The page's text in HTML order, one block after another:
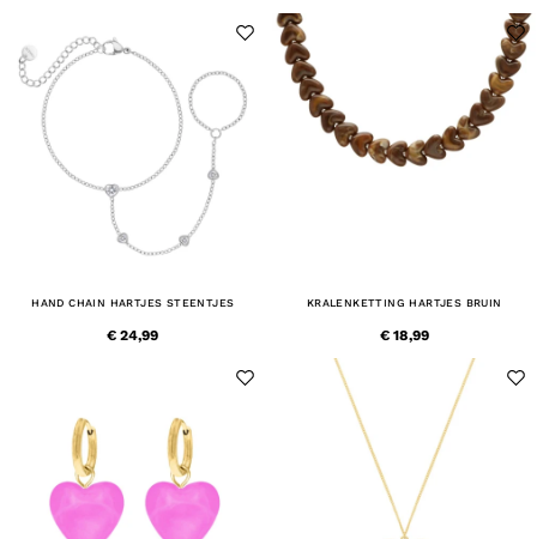
HAND CHAIN HARTJES STEENTJES
€ 24,99
KRALENKETTING HARTJES BRUIN
€ 18,99